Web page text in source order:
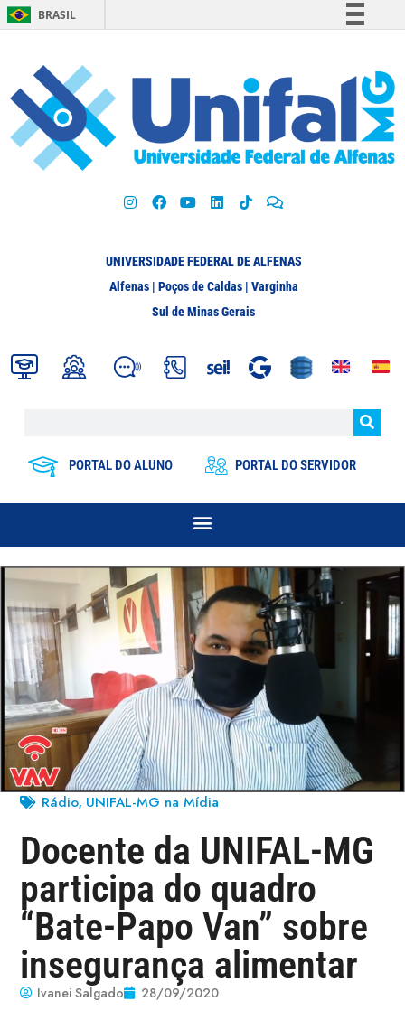
BRASIL
Participe
Acesso à informação
Legislação
UNIVERSIDADE FEDERAL DE ALFENAS
Alfenas | Poços de Caldas | Varginha
Sul de Minas Gerais
PORTAL DO ALUNO PORTAL DO SERVIDOR
Rádio, UNIFAL-MG na Mídia
Docente da UNIFAL-MG
participa do quadro
“Bate-Papo Van” sobre
insegurança alimentar
Ivanei Salgado 28/09/2020